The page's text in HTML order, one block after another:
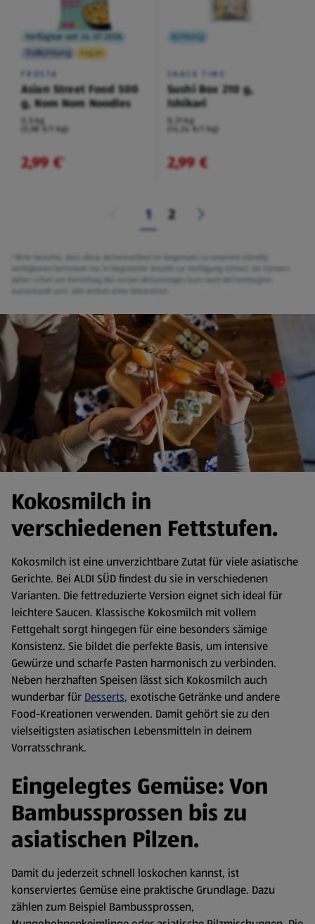
Verfügbar seit 24.07.2026
Tiefkühlung
Vegan
FROSTA
Asian Street Food 500
g, Nom Nom Noodles
0,5 kg
(5,98 €/1 kg)
2,99 €¹
Kühlung
SNACK TIME
Sushi Box 210 g,
Ishikari
0,21 kg
(14,24 €/1 kg)
2,99 €
1 2
¹ Bitte beachte, dass diese Aktionsartikel im Gegensatz zu unserem ständig
daher schon am Vormittag des ersten Aktionstages kurz nach Aktionsbeginn
Kokosmilch in
verschiedenen Fettstufen.
Kokosmilch ist eine unverzichtbare Zutat für viele asiatische
Gerichte. Bei ALDI SÜD findest du sie in verschiedenen
Varianten. Die fettreduzierte Version eignet sich ideal für
leichtere Saucen. Klassische Kokosmilch mit vollem
Fettgehalt sorgt hingegen für eine besonders sämige
Konsistenz. Sie bildet die perfekte Basis, um intensive
Gewürze und scharfe Pasten harmonisch zu verbinden.
Neben herzhaften Speisen lässt sich Kokosmilch auch
wunderbar für Desserts, exotische Getränke und andere
Food-Kreationen verwenden. Damit gehört sie zu den
vielseitigsten asiatischen Lebensmitteln in deinem
Vorratsschrank.
Eingelegtes Gemüse: Von
Bambussprossen bis zu
asiatischen Pilzen.
Damit du jederzeit schnell loskochen kannst, ist
konserviertes Gemüse eine praktische Grundlage. Dazu
zählen zum Beispiel Bambussprossen,